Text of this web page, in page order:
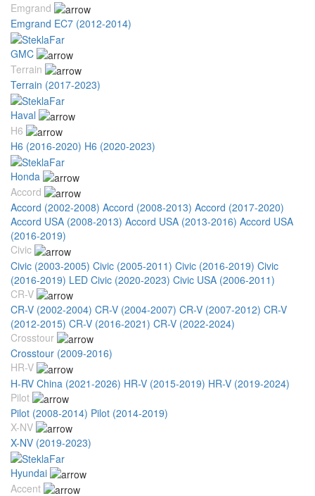
Emgrand
Emgrand EC7 (2012-2014)
GMC
Terrain
Terrain (2017-2023)
Haval
H6
H6 (2016-2020) H6 (2020-2023)
Honda
Accord
Accord (2002-2008) Accord (2008-2013) Accord (2017-2020)
Accord USA (2008-2013) Accord USA (2013-2016) Accord USA
(2016-2019)
Civic
Civic (2003-2005) Civic (2005-2011) Civic (2016-2019) Civic
(2016-2019) LED Civic (2020-2023) Civic USA (2006-2011)
CR-V
CR-V (2002-2004) CR-V (2004-2007) CR-V (2007-2012) CR-V
(2012-2015) CR-V (2016-2021) CR-V (2022-2024)
Crosstour
Crosstour (2009-2016)
HR-V
H-RV China (2021-2026) HR-V (2015-2019) HR-V (2019-2024)
Pilot
Pilot (2008-2014) Pilot (2014-2019)
X-NV
X-NV (2019-2023)
Hyundai
Accent